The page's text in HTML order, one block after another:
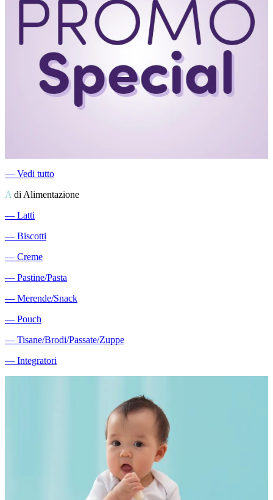
― Vedi tutto
A di Alimentazione
― Latti
― Biscotti
― Creme
― Pastine/Pasta
― Merende/Snack
― Pouch
― Tisane/Brodi/Passate/Zuppe
― Integratori